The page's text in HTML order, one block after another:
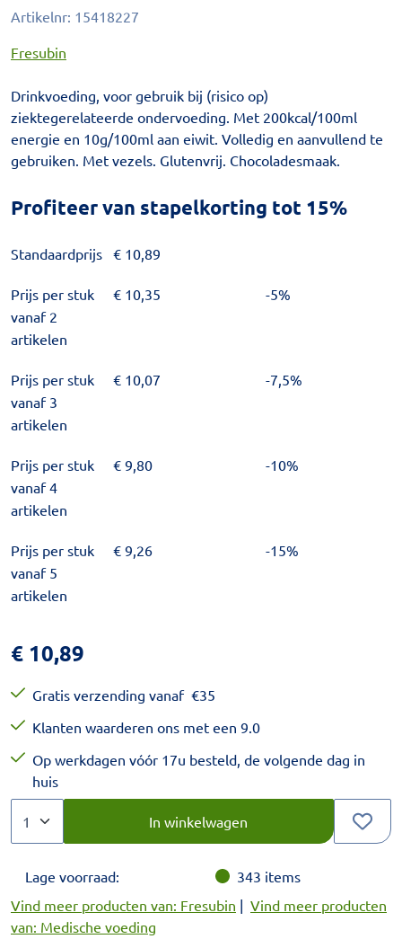
Artikelnr: 15418227
Fresubin
Drinkvoeding, voor gebruik bij (risico op)
ziektegerelateerde ondervoeding. Met 200kcal/100ml
energie en 10g/100ml aan eiwit. Volledig en aanvullend te
gebruiken. Met vezels. Glutenvrij. Chocoladesmaak.
Profiteer van stapelkorting tot 15%
Standaardprijs € 10,89
Prijs per stuk
vanaf 2
artikelen
€ 10,35 -5%
Prijs per stuk
vanaf 3
artikelen
€ 10,07 -7,5%
Prijs per stuk
vanaf 4
artikelen
€ 9,80 -10%
Prijs per stuk
vanaf 5
artikelen
€ 9,26 -15%
€ 10,89
Gratis verzending vanaf €35
Klanten waarderen ons met een 9.0
Op werkdagen vóór 17u besteld, de volgende dag in
huis
In winkelwagen
Lage voorraad: 343 items
Vind meer producten van: Fresubin | Vind meer producten
van: Medische voeding